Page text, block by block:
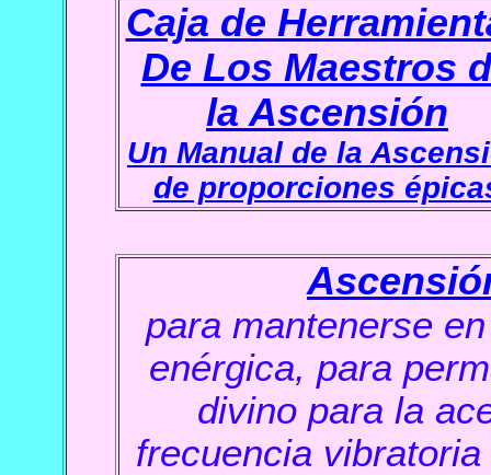
Caja de
De Los Maestros
la Ascensión
Un Manual de la
de proporciones
para mantenerse
enérgica, para
divino para la
frecuencia vibratoria